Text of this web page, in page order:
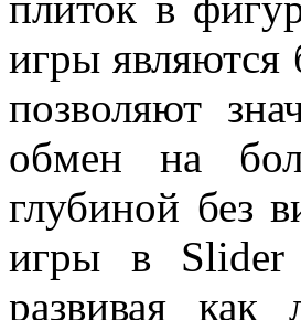
игры являются
позволяют
обмен на
глубиной без
игры в Slider
развивая как